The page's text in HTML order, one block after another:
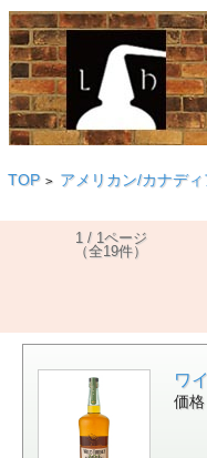
TOP > アメリカン/カナデ
1 / 1ページ
（全19件）
ワ
価